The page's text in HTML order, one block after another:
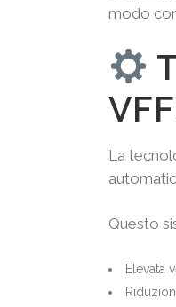
modo
La
Questo
Elevata